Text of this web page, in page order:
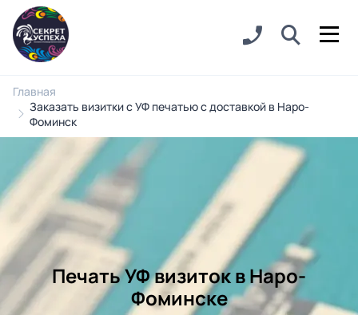
Главная
Заказать визитки с УФ печатью с доставкой в Наро-
Фоминск
Печать УФ визиток в Наро-
Фоминске